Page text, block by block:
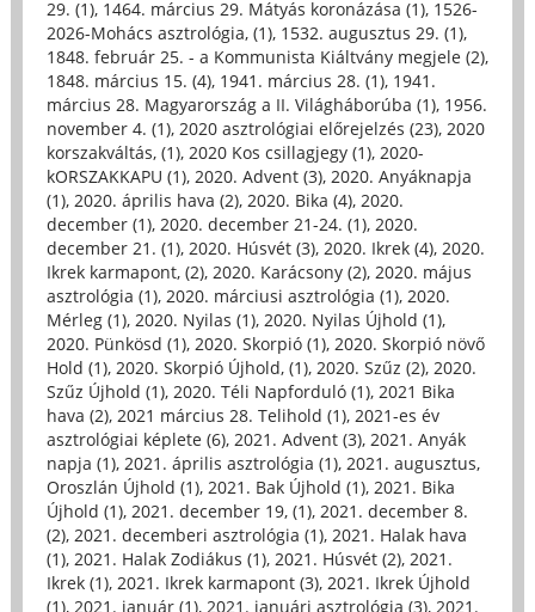
29. (1), 1464. március 29. Mátyás koronázása (1), 1526-
2026-Mohács asztrológia, (1), 1532. augusztus 29. (1),
1848. február 25. - a Kommunista Kiáltvány megjele (2),
1848. március 15. (4), 1941. március 28. (1), 1941.
március 28. Magyarország a II. Világháborúba (1), 1956.
november 4. (1), 2020 asztrológiai előrejelzés (23), 2020
korszakváltás, (1), 2020 Kos csillagjegy (1), 2020-
kORSZAKKAPU (1), 2020. Advent (3), 2020. Anyáknapja
(1), 2020. április hava (2), 2020. Bika (4), 2020.
december (1), 2020. december 21-24. (1), 2020.
december 21. (1), 2020. Húsvét (3), 2020. Ikrek (4), 2020.
Ikrek karmapont, (2), 2020. Karácsony (2), 2020. május
asztrológia (1), 2020. márciusi asztrológia (1), 2020.
Mérleg (1), 2020. Nyilas (1), 2020. Nyilas Újhold (1),
2020. Pünkösd (1), 2020. Skorpió (1), 2020. Skorpió növő
Hold (1), 2020. Skorpió Újhold, (1), 2020. Szűz (2), 2020.
Szűz Újhold (1), 2020. Téli Napforduló (1), 2021 Bika
hava (2), 2021 március 28. Telihold (1), 2021-es év
asztrológiai képlete (6), 2021. Advent (3), 2021. Anyák
napja (1), 2021. április asztrológia (1), 2021. augusztus,
Oroszlán Újhold (1), 2021. Bak Újhold (1), 2021. Bika
Újhold (1), 2021. december 19, (1), 2021. december 8.
(2), 2021. decemberi asztrológia (1), 2021. Halak hava
(1), 2021. Halak Zodiákus (1), 2021. Húsvét (2), 2021.
Ikrek (1), 2021. Ikrek karmapont (3), 2021. Ikrek Újhold
(1), 2021. január (1), 2021. januári asztrológia (3), 2021.